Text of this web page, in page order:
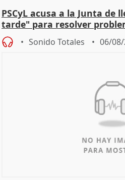
PSCyL acusa a la Junta de
tarde" para resolver
Sonido Totales 06/